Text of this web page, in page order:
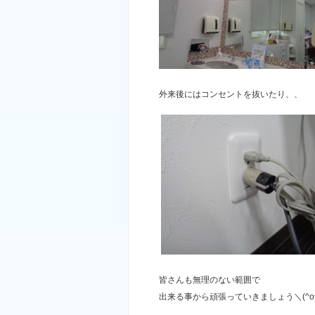
外来後にはコンセントを抜いたり、、
皆さんも無理のない範囲で
出来る事から頑張っていきましょう＼